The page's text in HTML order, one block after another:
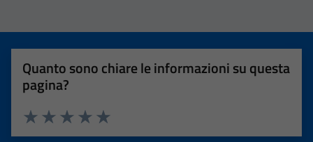
Quanto sono chiare le informazioni su questa
pagina?
Valuta 5 stelle su 5
Valuta 4 stelle su 5
Valuta 3 stelle su 5
Valuta 2 stelle su 5
Valuta 1 stelle su 5